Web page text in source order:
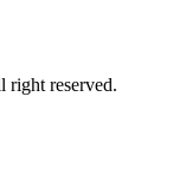
reserved.